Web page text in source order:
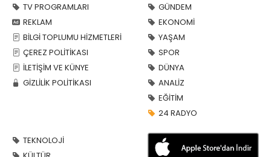
TV PROGRAMLARI
REKLAM
BİLGİ TOPLUMU HİZMETLERİ
ÇEREZ POLİTİKASI
İLETİŞİM VE KÜNYE
GİZLİLİK POLİTİKASI
GÜNDEM
EKONOMİ
YAŞAM
SPOR
DÜNYA
ANALİZ
EĞİTİM
24 RADYO
TEKNOLOJİ